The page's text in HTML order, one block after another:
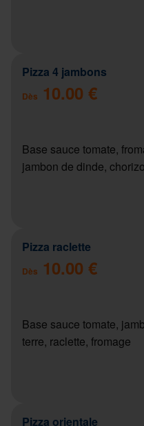
Pizza 4 jambons
Dès 10.00 €
Base sauce tomate,
jambon de dinde,
Pizza raclette
Dès 10.00 €
Base sauce tomate,
terre, raclette, fromage
Pizza orientale